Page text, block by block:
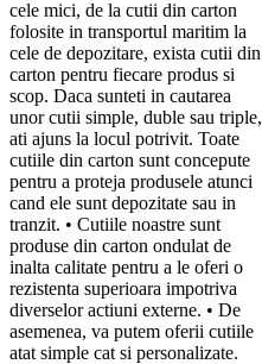
cele mici, de la cutii din carton
folosite in transportul maritim la
cele de depozitare, exista cutii din
carton pentru fiecare produs si
scop. Daca sunteti in cautarea
unor cutii simple, duble sau triple,
ati ajuns la locul potrivit. Toate
cutiile din carton sunt concepute
pentru a proteja produsele atunci
cand ele sunt depozitate sau in
tranzit. • Cutiile noastre sunt
produse din carton ondulat de
inalta calitate pentru a le oferi o
rezistenta superioara impotriva
diverselor actiuni externe. • De
asemenea, va putem oferii cutiile
atat simple cat si personalizate.